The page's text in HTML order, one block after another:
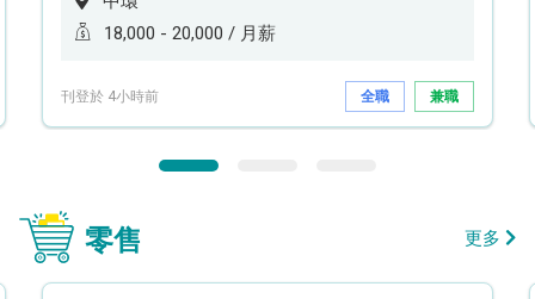
18,000 - 20,000 / 月薪
刊登於 4小時前 全職 兼職
零售 更多